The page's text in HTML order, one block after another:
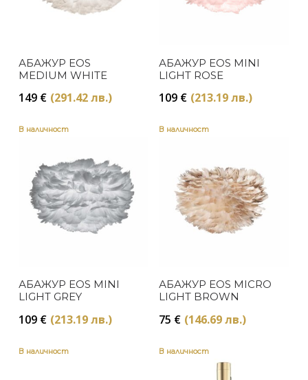
АБАЖУР EOS
MEDIUM WHITE
149 € (291.42 лв.)
АБАЖУР EOS MINI
LIGHT ROSE
109 € (213.19 лв.)
В наличност
АБАЖУР EOS MINI
LIGHT GREY
109 € (213.19 лв.)
В наличност
АБАЖУР EOS MICRO
LIGHT BROWN
75 € (146.69 лв.)
В наличност В наличност